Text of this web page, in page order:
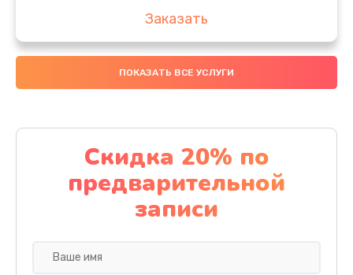
Заказать
Настройка
650 руб.
Ремонт кнопки
1200 руб.
Заказать
ПОКАЗАТЬ ВСЕ УСЛУГИ
Скидка 20% по
предварительной
записи